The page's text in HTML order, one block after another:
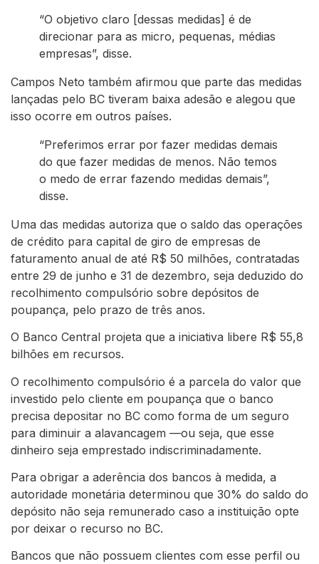
“O objetivo claro [dessas medidas] é de
direcionar para as micro, pequenas, médias
empresas”, disse.
Campos Neto também afirmou que parte das medidas
lançadas pelo BC tiveram baixa adesão e alegou que
isso ocorre em outros países.
“Preferimos errar por fazer medidas demais
do que fazer medidas de menos. Não temos
o medo de errar fazendo medidas demais”,
disse.
Uma das medidas autoriza que o saldo das operações
de crédito para capital de giro de empresas de
faturamento anual de até R$ 50 milhões, contratadas
entre 29 de junho e 31 de dezembro, seja deduzido do
recolhimento compulsório sobre depósitos de
poupança, pelo prazo de três anos.
O Banco Central projeta que a iniciativa libere R$ 55,8
bilhões em recursos.
O recolhimento compulsório é a parcela do valor que
investido pelo cliente em poupança que o banco
precisa depositar no BC como forma de um seguro
para diminuir a alavancagem —ou seja, que esse
dinheiro seja emprestado indiscriminadamente.
Para obrigar a aderência dos bancos à medida, a
autoridade monetária determinou que 30% do saldo do
depósito não seja remunerado caso a instituição opte
por deixar o recurso no BC.
Bancos que não possuem clientes com esse perfil ou